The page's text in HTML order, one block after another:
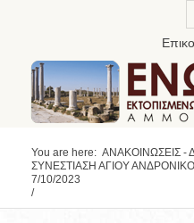
You are here: ΑΝΑΚΟΙΝΩΣΕΙΣ -
ΣΥΝΕΣΤΙΑΣΗ ΑΓΙΟΥ
7/10/2023
/